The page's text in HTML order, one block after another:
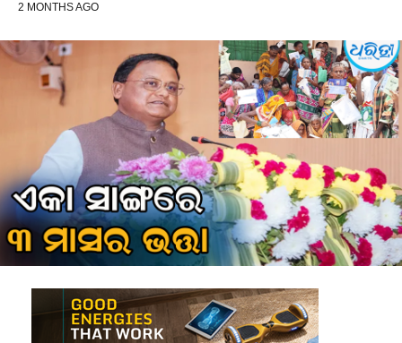
2 MONTHS AGO